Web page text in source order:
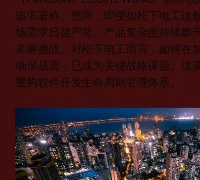
追求著称。然而，即便如松下电工这
场需求日益严苛、产品复杂度持续攀
多重挑战。对松下电工而言，如何在
确保品质，已成为关键战略课题。这
重构软件开发生命周期管理体系。